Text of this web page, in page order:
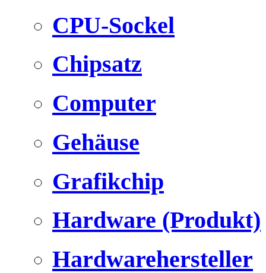
CPU-Sockel
Chipsatz
Computer
Gehäuse
Grafikchip
Hardware (Produkt)
Hardwarehersteller